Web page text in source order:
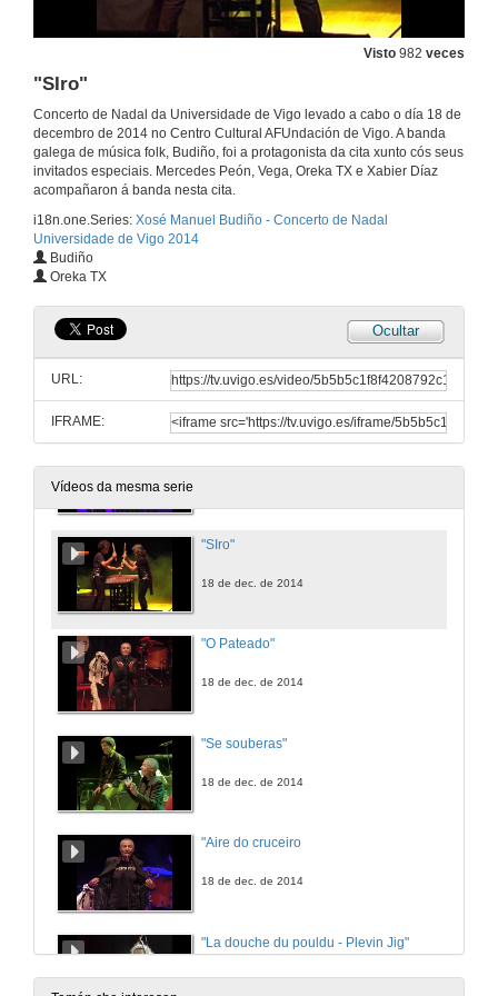
Visto 982 veces
"SIro"
Concerto de Nadal da Universidade de Vigo levado a cabo o día 18 de
decembro de 2014 no Centro Cultural AFUndación de Vigo. A banda
galega de música folk, Budiño, foi a protagonista da cita xunto cós seus
invitados especiais. Mercedes Peón, Vega, Oreka TX e Xabier Díaz
acompañaron á banda nesta cita.
i18n.one.Series: Xosé Manuel Budiño - Concerto de Nadal
Universidade de Vigo 2014
Budiño
Oreka TX
Ocultar
URL:
IFRAME:
Vídeos da mesma serie
"Ortegal - Galo Galán"
18 de dec. de 2014
18 de dec. de 2014
"Ilargilore"
"SIro"
18 de dec. de 2014
"O Pateado"
18 de dec. de 2014
"Se souberas"
18 de dec. de 2014
"Aire do cruceiro
18 de dec. de 2014
"La douche du pouldu - Plevin Jig"
18 de dec. de 2014